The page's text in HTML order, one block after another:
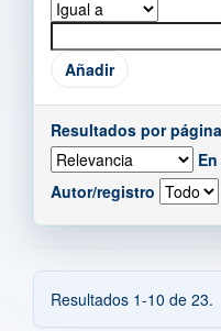
Resultados por página
Autor/registro
Resultados 1-10 de 23.